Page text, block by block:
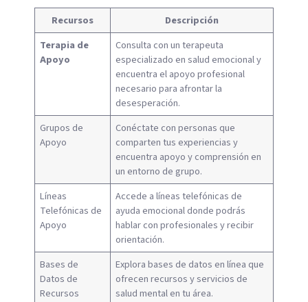
Recursos
Descripción
Terapia de
Apoyo
Consulta con un terapeuta
especializado en salud emocional y
encuentra el apoyo profesional
necesario para afrontar la
desesperación.
Grupos de
Apoyo
Conéctate con personas que
comparten tus experiencias y
encuentra apoyo y comprensión en
un entorno de grupo.
Líneas
Telefónicas de
Apoyo
Accede a líneas telefónicas de
ayuda emocional donde podrás
hablar con profesionales y recibir
orientación.
Bases de
Datos de
Recursos
Explora bases de datos en línea que
ofrecen recursos y servicios de
salud mental en tu área.